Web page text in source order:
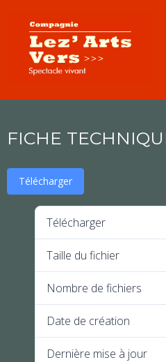
FICHE
Télécharger
Télécharger
Taille du fichier
Nombre de fichiers
Date de création
Dernière mise à jour